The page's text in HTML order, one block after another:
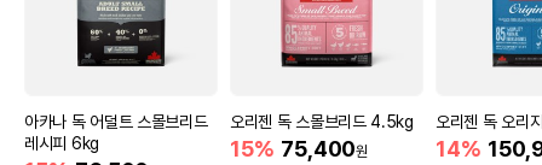
아카나 독 어덜트 스몰브리드
레시피 6kg
오리젠 독 스몰브리드 4.5kg
15% 75,400원
오리젠 독 오리
14%